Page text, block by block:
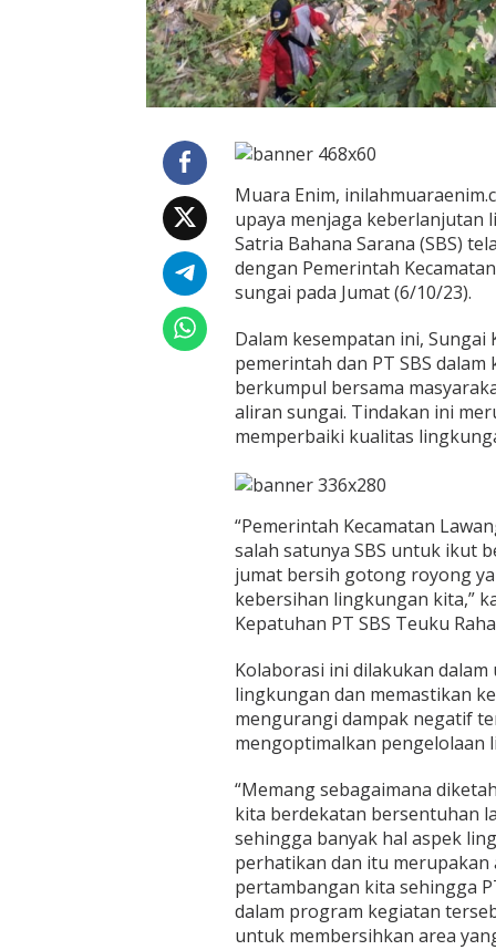
Muara Enim,
upaya menjaga keberlanjutan
Satria Bahana Sarana (SBS)
dengan Pemerintah
sungai pada Jumat (6/10/23).
Dalam kesempatan ini,
pemerintah dan PT SBS
berkumpul bersama
aliran sungai. Tindakan ini
memperbaiki kualitas
“Pemerintah Kecamatan
salah satunya SBS untuk ikut
jumat bersih gotong royong
kebersihan lingkungan kita,”
Kepatuhan PT SBS Teuku
Kolaborasi ini dilakukan
lingkungan dan memastikan
mengurangi dampak negatif
mengoptimalkan pengelolaan
“Memang sebagaimana
kita berdekatan bersentuhan
sehingga banyak hal aspek
perhatikan dan itu merupakan
pertambangan kita sehingga
dalam program kegiatan
untuk membersihkan area